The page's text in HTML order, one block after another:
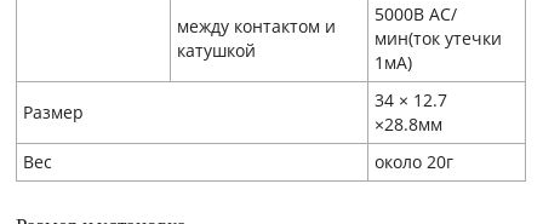
между контактом и
катушкой
5000В AC/
мин(ток утечки
1мA)
Размер
34 × 12.7
×28.8мм
Вес
около 20г